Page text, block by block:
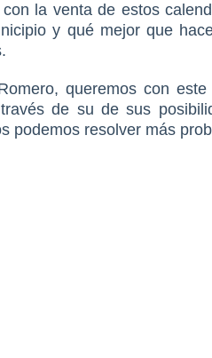
la venta de estos
y qué mejor que
queremos con
de su de sus
podemos resolver más